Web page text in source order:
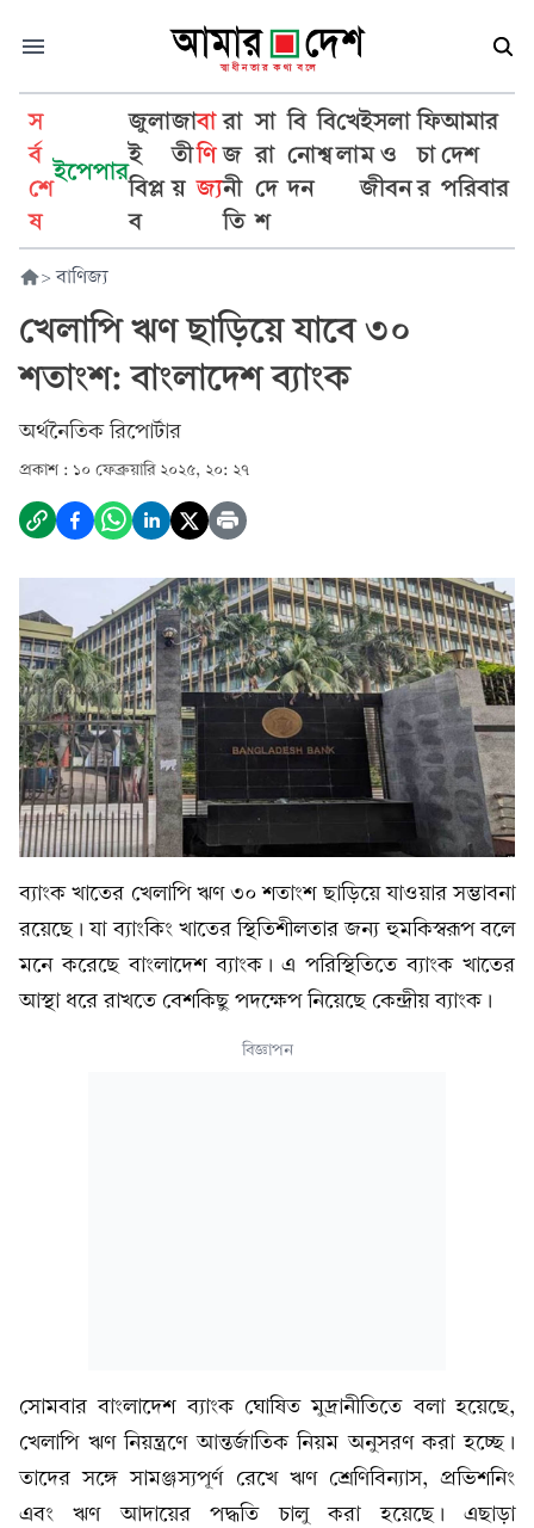
স
র্ব
শে
ষ
ইপেপার
জুলা
ই
বিপ্ল
ব
জা
তী
য়
বা
ণি
জ্য
রা
জ
নী
তি
সা
রা
দে
শ
বি
নো
দন
বি
শ্ব
খে
লা
ইসলা
ম ও
জীবন
ফি
চা
র
আমার
দেশ
পরিবার
> বাণিজ্য
খেলাপি ঋণ ছাড়িয়ে যাবে ৩০
শতাংশ: বাংলাদেশ ব্যাংক
অর্থনৈতিক রিপোর্টার
প্রকাশ : ১০ ফেব্রুয়ারি ২০২৫, ২০: ২৭
ব্যাংক খাতের খেলাপি ঋণ ৩০ শতাংশ ছাড়িয়ে যাওয়ার সম্ভাবনা
রয়েছে। যা ব্যাংকিং খাতের স্থিতিশীলতার জন্য হুমকিস্বরূপ বলে
মনে করেছে বাংলাদেশ ব্যাংক। এ পরিস্থিতিতে ব্যাংক খাতের
আস্থা ধরে রাখতে বেশকিছু পদক্ষেপ নিয়েছে কেন্দ্রীয় ব্যাংক।
বিজ্ঞাপন
সোমবার বাংলাদেশ ব্যাংক ঘোষিত মুদ্রানীতিতে বলা হয়েছে,
খেলাপি ঋণ নিয়ন্ত্রণে আন্তর্জাতিক নিয়ম অনুসরণ করা হচ্ছে।
তাদের সঙ্গে সামঞ্জস্যপূর্ণ রেখে ঋণ শ্রেণিবিন্যাস, প্রভিশনিং
এবং ঋণ আদায়ের পদ্ধতি চালু করা হয়েছে। এছাড়া